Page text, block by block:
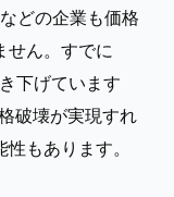
どの企業も価格
せん。すでに
下げています
破壊が実現すれ
もあります。